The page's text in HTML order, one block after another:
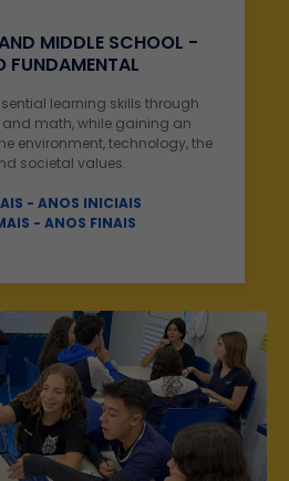
MIDDLE SCHOOL -
FUNDAMENTAL
learning skills through
and math, while gaining an
environment, technology, the
societal values.
- ANOS INICIAIS
- ANOS FINAIS